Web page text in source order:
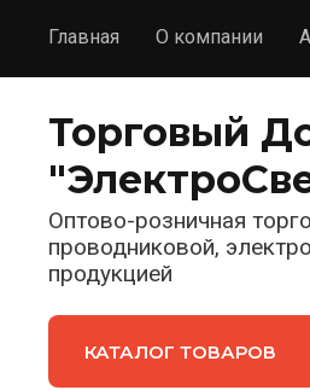
Главная О компании
Торговый
Оптово-розничная
проводниковой,
продукцией
КАТАЛОГ ТОВАРОВ